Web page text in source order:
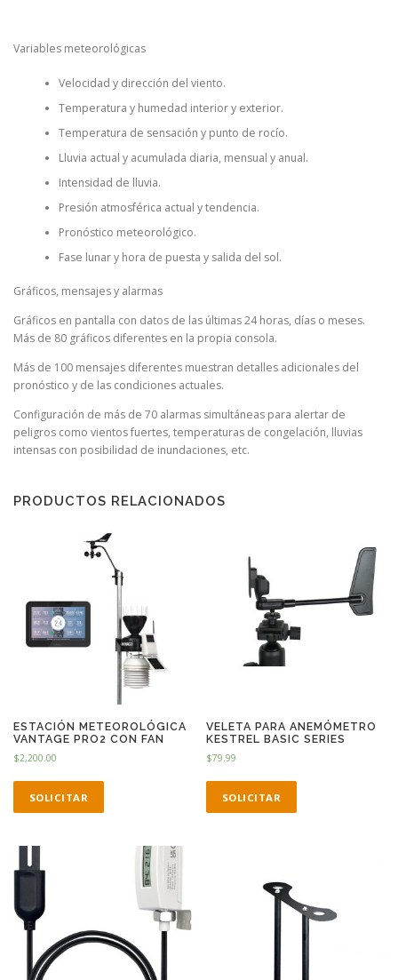
Variables meteorológicas
Velocidad y dirección del viento.
Temperatura y humedad interior y exterior.
Temperatura de sensación y punto de rocío.
Lluvia actual y acumulada diaria, mensual y anual.
Intensidad de lluvia.
Presión atmosférica actual y tendencia.
Pronóstico meteorológico.
Fase lunar y hora de puesta y salida del sol.
Gráficos, mensajes y alarmas
Gráficos en pantalla con datos de las últimas 24 horas, días o meses.
Más de 80 gráficos diferentes en la propia consola.
Más de 100 mensajes diferentes muestran detalles adicionales del
pronóstico y de las condiciones actuales.
Configuración de más de 70 alarmas simultáneas para alertar de
peligros como vientos fuertes, temperaturas de congelación, lluvias
intensas con posibilidad de inundaciones, etc.
PRODUCTOS RELACIONADOS
ESTACIÓN METEOROLÓGICA
VANTAGE PRO2 CON FAN
$2,200.00
SOLICITAR
VELETA PARA ANEMÓMETRO
KESTREL BASIC SERIES
$79.99
SOLICITAR